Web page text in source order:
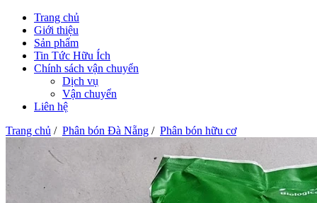
Trang chủ
Giới thiệu
Sản phẩm
Tin Tức Hữu Ích
Chính sách vận chuyển
Dịch vụ
Vận chuyển
Liên hệ
Trang chủ / Phân bón Đà Nẵng / Phân bón hữu cơ